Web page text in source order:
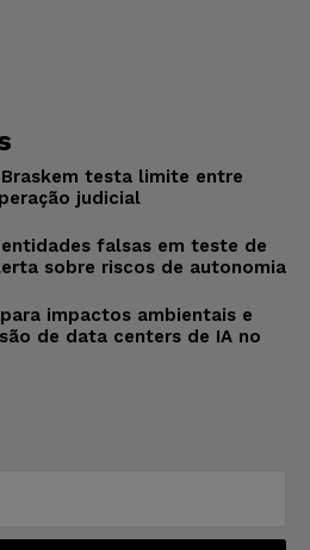
testa limite entre
judicial
falsas em teste de
sobre riscos de autonomia
impactos ambientais e
de data centers de IA no